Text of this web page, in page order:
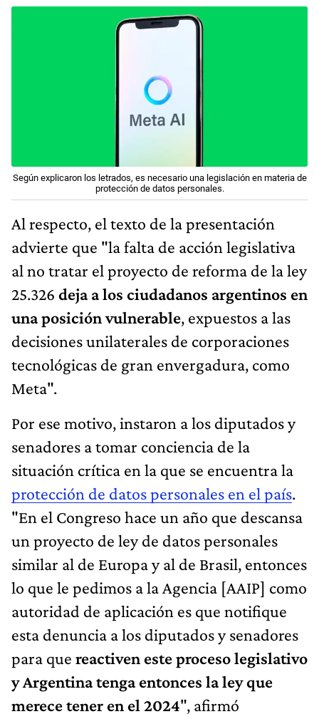
Según explicaron los letrados, es necesario una legislación en materia de
protección de datos personales.
Al respecto, el texto de la presentación
advierte que "la falta de acción legislativa
al no tratar el proyecto de reforma de la ley
25.326 deja a los ciudadanos argentinos en
una posición vulnerable, expuestos a las
decisiones unilaterales de corporaciones
tecnológicas de gran envergadura, como
Meta".
Por ese motivo, instaron a los diputados y
senadores a tomar conciencia de la
situación crítica en la que se encuentra la
protección de datos personales en el país.
"En el Congreso hace un año que descansa
un proyecto de ley de datos personales
similar al de Europa y al de Brasil, entonces
lo que le pedimos a la Agencia [AAIP] como
autoridad de aplicación es que notifique
esta denuncia a los diputados y senadores
para que reactiven este proceso legislativo
y Argentina tenga entonces la ley que
merece tener en el 2024", afirmó